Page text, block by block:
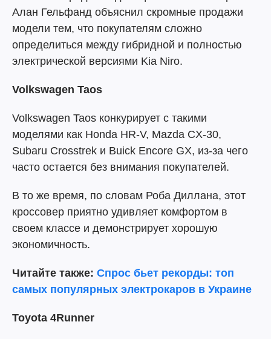
Алан Гельфанд объяснил скромные продажи
модели тем, что покупателям сложно
определиться между гибридной и полностью
электрической версиями Kia Niro.
Volkswagen Taos
Volkswagen Taos конкурирует с такими
моделями как Honda HR-V, Mazda CX-30,
Subaru Crosstrek и Buick Encore GX, из-за чего
часто остается без внимания покупателей.
В то же время, по словам Роба Диллана, этот
кроссовер приятно удивляет комфортом в
своем классе и демонстрирует хорошую
экономичность.
Читайте также: Спрос бьет рекорды: топ
самых популярных электрокаров в Украине
Toyota 4Runner